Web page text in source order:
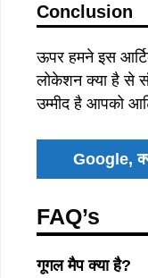
Conclusion
ऊपर हमने इस
लोकेशन क्या है से
उम्मीद है आपको
Google,
FAQ’s
गूगल मैप क्या है?